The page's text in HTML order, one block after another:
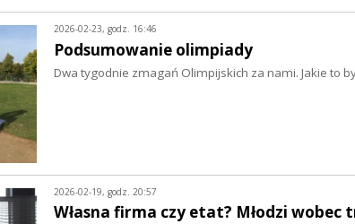
2026-02-23, godz. 16:46
Podsumowanie olimpiady
Dwa tygodnie zmagań Olimpijskich za nami. Jakie to
2026-02-19, godz. 20:57
Własna firma czy etat? Młodzi wobec